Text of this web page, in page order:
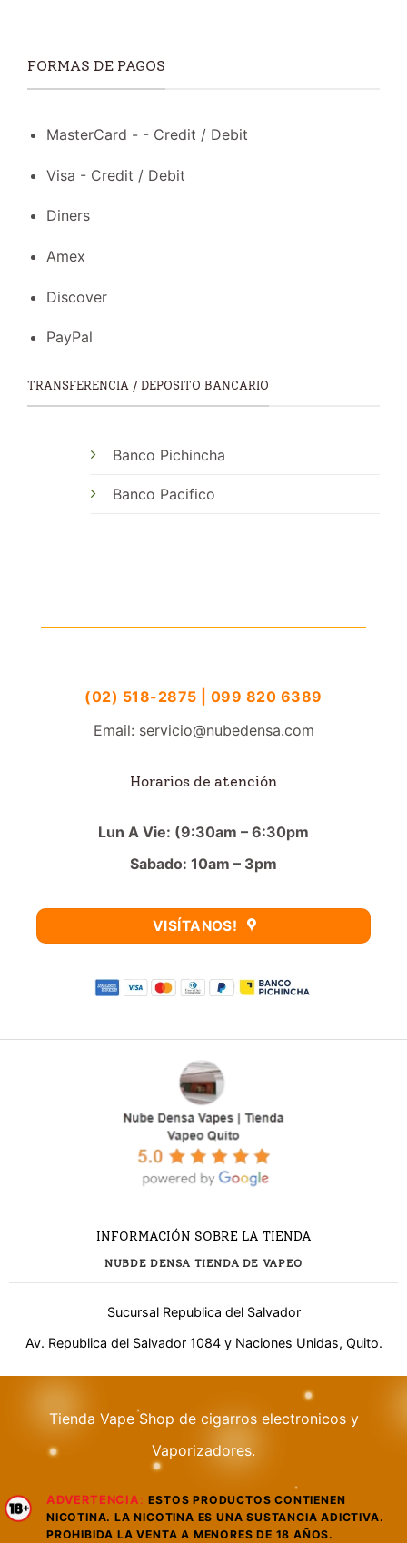
FORMAS DE PAGOS
MasterCard - - Credit / Debit
Visa - Credit / Debit
Diners
Amex
Discover
PayPal
TRANSFERENCIA / DEPOSITO BANCARIO
Banco Pichincha
Banco Pacifico
INFORMACIÓN SOBRE LA TIENDA
NUBDE DENSA TIENDA DE VAPEO
Sucursal Republica del Salvador
Av. Republica del Salvador 1084 y Naciones Unidas, Quito.
(02) 518-2875 | 099 820 6389
Email: servicio@nubedensa.com
Horarios de atención
Lun A Vie: (9:30am – 6:30pm
Sabado: 10am – 3pm
VISÍTANOS!
Tienda Vape Shop de cigarros electronicos y
Vaporizadores.
ADVERTENCIA : ESTOS PRODUCTOS CONTIENEN
NICOTINA. LA NICOTINA ES UNA SUSTANCIA ADICTIVA.
PROHIBIDA LA VENTA A MENORES DE 18 AÑOS.
WhatsApp
Respuesta rápida